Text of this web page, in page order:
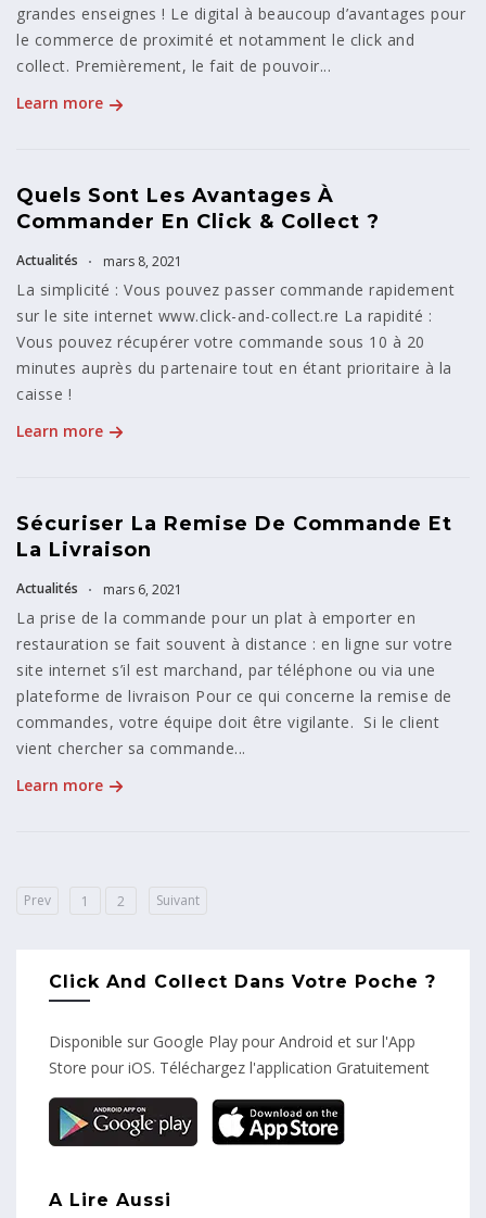
grandes enseignes ! Le digital à beaucoup d’avantages pour
le commerce de proximité et notamment le click and
collect. Premièrement, le fait de pouvoir...
Learn more
Quels Sont Les Avantages À
Commander En Click & Collect ?
Actualités mars 8, 2021
La simplicité : Vous pouvez passer commande rapidement
sur le site internet www.click-and-collect.re La rapidité :
Vous pouvez récupérer votre commande sous 10 à 20
minutes auprès du partenaire tout en étant prioritaire à la
caisse !
Learn more
Sécuriser La Remise De Commande Et
La Livraison
Actualités mars 6, 2021
La prise de la commande pour un plat à emporter en
restauration se fait souvent à distance : en ligne sur votre
site internet s’il est marchand, par téléphone ou via une
plateforme de livraison Pour ce qui concerne la remise de
commandes, votre équipe doit être vigilante. Si le client
vient chercher sa commande...
Learn more
Prev 1 2 Suivant
Click And Collect Dans Votre Poche ?
Disponible sur Google Play pour Android et sur l'App
Store pour iOS. Téléchargez l'application Gratuitement
A Lire Aussi